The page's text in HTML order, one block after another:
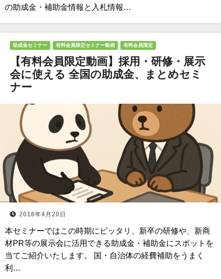
の助成金・補助金情報と入札情報…
助成金セミナー 有料会員限定セミナー動画 有料会員限定
【有料会員限定動画】採用・研修・展示
会に使える 全国の助成金、まとめセミ
ナー
2018年4月20日
本セミナーではこの時期にピッタリ、新卒の研修や、新商
材PR等の展示会に活用できる助成金・補助金にスポットを
当てご紹介いたします。 国・自治体の経費補助をうまく
利…